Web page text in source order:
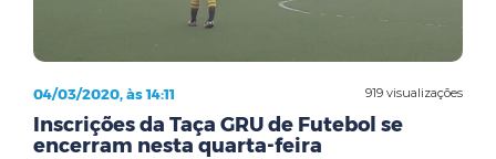
919 visualizações
04/03/2020, às 14:11
Inscrições da Taça GRU de Futebol se
encerram nesta quarta-feira